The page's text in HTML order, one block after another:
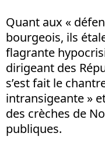
Quant aux «
bourgeois, ils
flagrante
dirigeant des
s’est fait le
intransigeante »
des crèches de
publiques.